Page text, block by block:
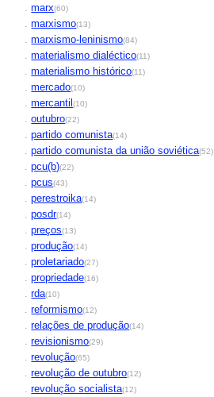
.marx(60)
.marxismo(13)
.marxismo-leninismo(84)
.materialismo dialéctico(11)
.materialismo histórico(11)
.mercado(10)
.mercantil(10)
.outubro(22)
.partido comunista(14)
.partido comunista da união soviética(52)
.pcu(b)(22)
.pcus(43)
.perestroika(14)
.posdr(14)
.preços(13)
.produção(14)
.proletariado(27)
.propriedade(16)
.rda(10)
.reformismo(12)
.relações de produção(14)
.revisionismo(29)
.revolução(65)
.revolução de outubro(12)
.revolução socialista(12)